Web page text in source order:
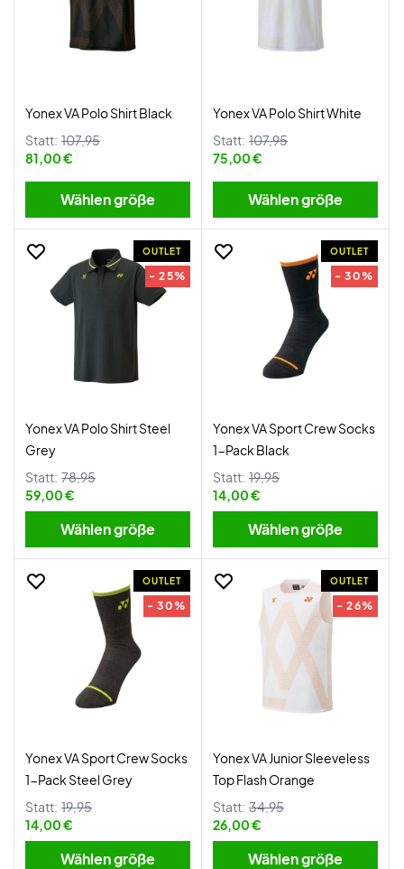
Yonex VA Polo Shirt Black
Statt: 107,95
81,00 €
Wählen größe
Yonex VA Polo Shirt White
Statt: 107,95
75,00 €
Wählen größe
OUTLET
- 25%
Yonex VA Polo Shirt Steel
Grey
Statt: 78,95
59,00 €
Wählen größe
OUTLET
- 30%
Yonex VA Sport Crew Socks
1-Pack Black
Statt: 19,95
14,00 €
Wählen größe
OUTLET
- 30%
Yonex VA Sport Crew Socks
1-Pack Steel Grey
Statt: 19,95
14,00 €
Wählen größe
OUTLET
- 26%
Yonex VA Junior Sleeveless
Top Flash Orange
Statt: 34,95
26,00 €
Wählen größe